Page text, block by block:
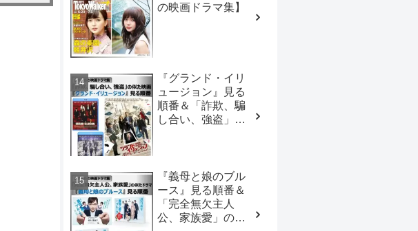
の映画ドラマ集】
『グランド・イリ
ュージョン』見る
順番＆「詐欺、騙
し合い、強盗」の
『義母と娘のブル
ース』見る順番＆
「完全無欠主人
公、家族愛」の似